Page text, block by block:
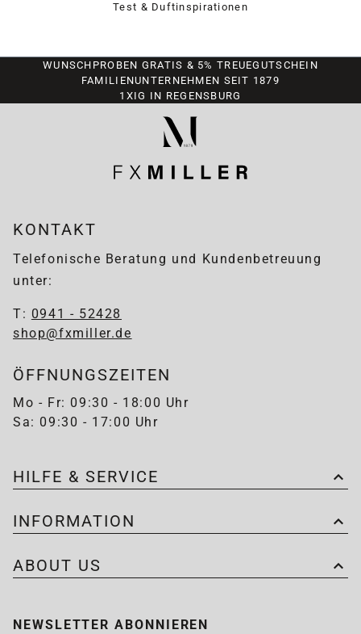
Test & Duftinspirationen
WUNSCHPROBEN GRATIS & 5% TREUEGUTSCHEIN
FAMILIENUNTERNEHMEN SEIT 1879
1XIG IN REGENSBURG
KONTAKT
Telefonische Beratung und Kundenbetreuung
unter:
T: 0941 - 52428
shop@fxmiller.de
ÖFFNUNGSZEITEN
Mo - Fr: 09:30 - 18:00 Uhr
Sa: 09:30 - 17:00 Uhr
HILFE & SERVICE
INFORMATION
ABOUT US
NEWSLETTER ABONNIEREN